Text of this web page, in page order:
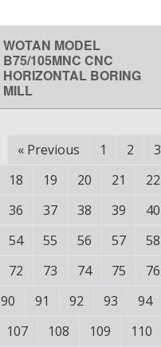
LEARN MORE
WOTAN MODEL
B75/105MNC CNC
HORIZONTAL BORING
MILL
« Previous 1 2 3
18
19 20 21 22
36
37 38 39 40
54
55 56 57 58
72
73 74 75 76
90
91 92 93 94
107
108 109 110